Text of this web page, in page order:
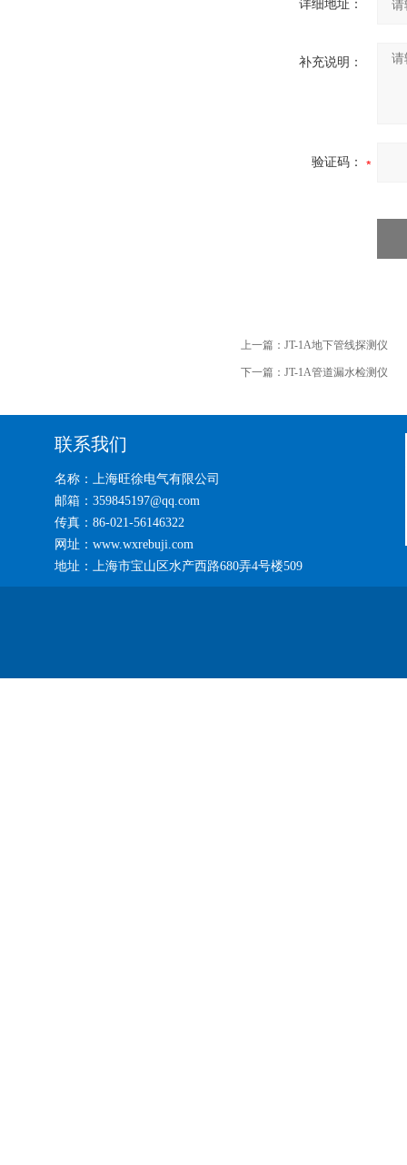
详细地址：
补充说明：
验证码：
上一篇： JT-1A地下管线探测仪
下一篇： JT-1A管道漏水检测仪
联系我们
名称：上海旺徐电气有限公司
邮箱：359845197@qq.com
传真：86-021-56146322
网址：www.wxrebuji.com
地址：上海市宝山区水产西路680弄4号楼509